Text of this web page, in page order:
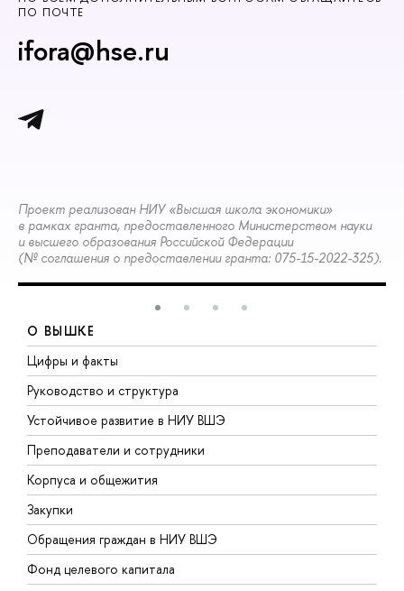
ПО ПОЧТЕ
ifora@hse.ru
Проект реализован НИУ «Высшая школа экономики»
в рамках гранта, предоставленного Министерством науки
и высшего образования Российской Федерации
(№ соглашения о предоставлении гранта: 075-15-2022-325).
О ВЫШКЕ
Цифры и факты
Руководство и структура
Устойчивое развитие в НИУ ВШЭ
Преподаватели и сотрудники
Корпуса и общежития
Закупки
Обращения граждан в НИУ ВШЭ
Фонд целевого капитала